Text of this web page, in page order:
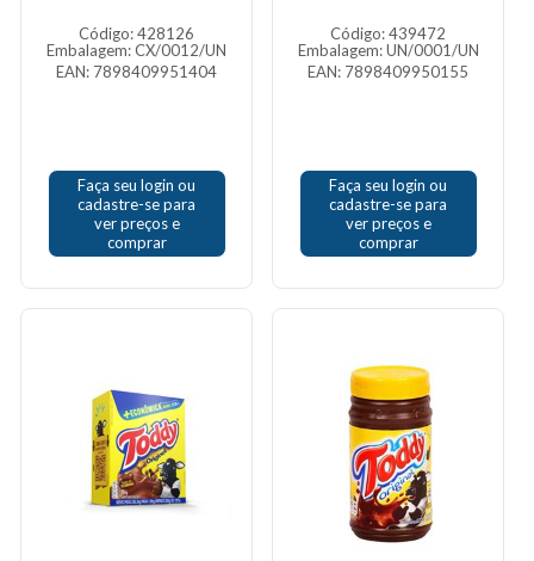
Código: 428126
Embalagem: CX/0012/UN
EAN: 7898409951404
Faça seu login ou
cadastre-se para
ver preços e
comprar
Código: 439472
Embalagem: UN/0001/UN
EAN: 7898409950155
Faça seu login ou
cadastre-se para
ver preços e
comprar